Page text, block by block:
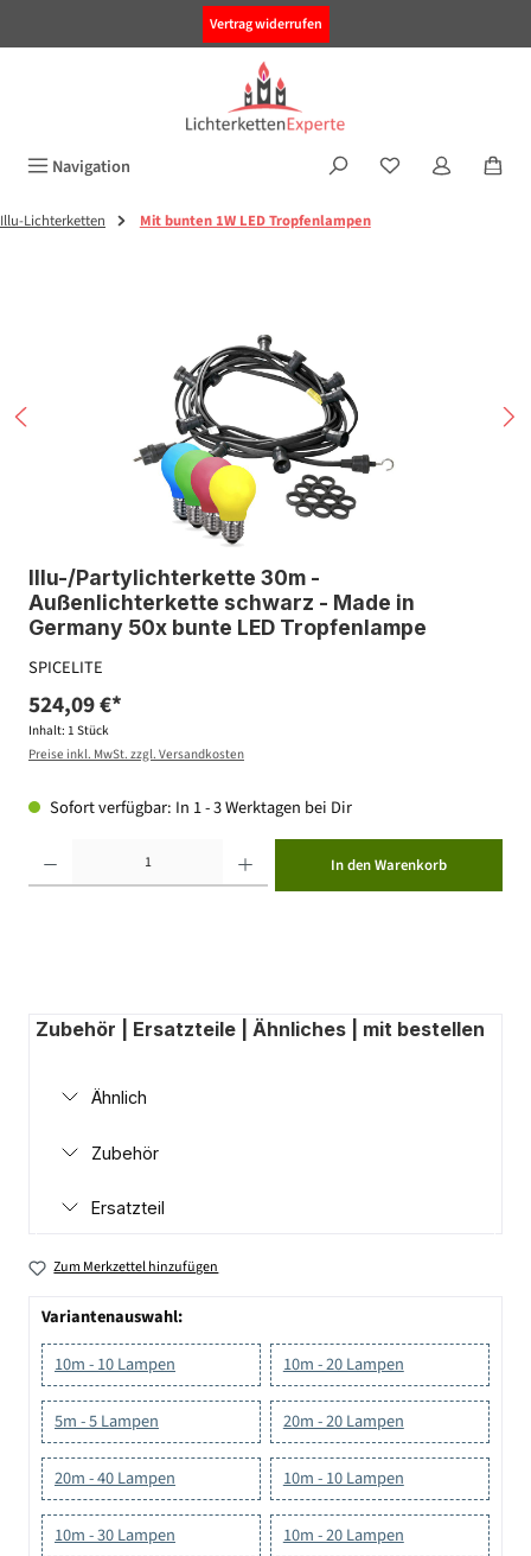
Vertrag widerrufen
Navigation
Illu-Lichterketten Mit bunten 1W LED Tropfenlampen
Illu-/Partylichterkette 30m -
Außenlichterkette schwarz - Made in
Germany 50x bunte LED Tropfenlampe
SPICELITE
524,09 €*
Inhalt: 1 Stück
Preise inkl. MwSt. zzgl. Versandkosten
Sofort verfügbar: In 1 - 3 Werktagen bei Dir
In den Warenkorb
Zubehör | Ersatzteile | Ähnliches | mit bestellen
Ähnlich
Zubehör
Ersatzteil
Zum Merkzettel hinzufügen
Variantenauswahl:
10m - 10 Lampen
10m - 20 Lampen
5m - 5 Lampen 20m - 20 Lampen
20m - 40 Lampen 10m - 10 Lampen
10m - 30 Lampen 10m - 20 Lampen